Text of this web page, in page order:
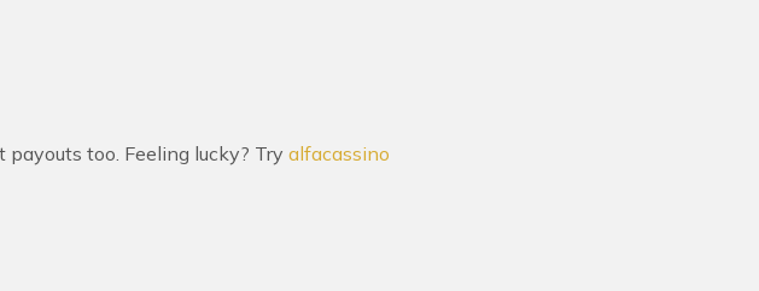
too. Feeling lucky? Try alfacassino